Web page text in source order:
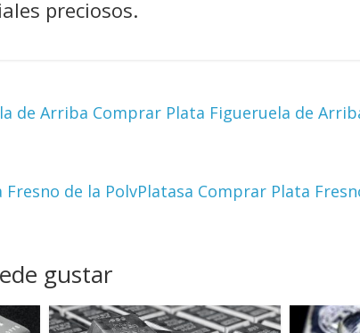
preciosos.
de Arriba Comprar Plata Figueruela de
Fresno de la PolvPlatasa Comprar Plata
gustar